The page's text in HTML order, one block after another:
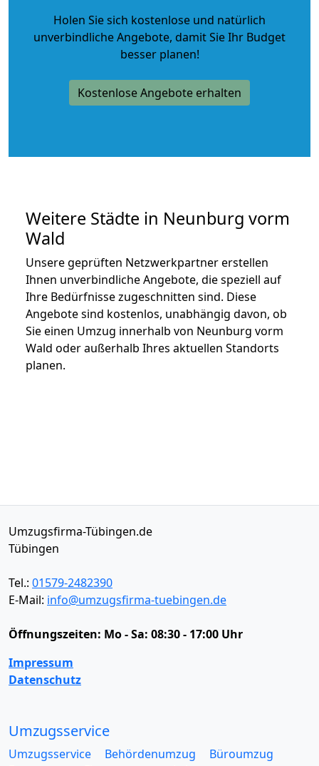
Holen Sie sich kostenlose und natürlich
unverbindliche Angebote, damit Sie Ihr Budget
besser planen!
Kostenlose Angebote erhalten
Weitere Städte in Neunburg vorm
Wald
Unsere geprüften Netzwerkpartner erstellen
Ihnen unverbindliche Angebote, die speziell auf
Ihre Bedürfnisse zugeschnitten sind. Diese
Angebote sind kostenlos, unabhängig davon, ob
Sie einen Umzug innerhalb von Neunburg vorm
Wald oder außerhalb Ihres aktuellen Standorts
planen.
Umzugsfirma-Tübingen.de
Tübingen
Tel.: 01579-2482390
E-Mail: info@umzugsfirma-tuebingen.de
Öffnungszeiten: Mo - Sa: 08:30 - 17:00 Uhr
Impressum
Datenschutz
Umzugsservice
Umzugsservice Behördenumzug
Büroumzug